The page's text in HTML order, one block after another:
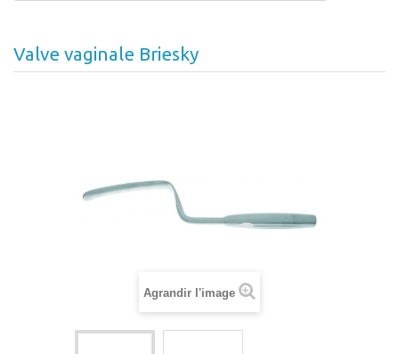
Valve vaginale Briesky
Agrandir l'image